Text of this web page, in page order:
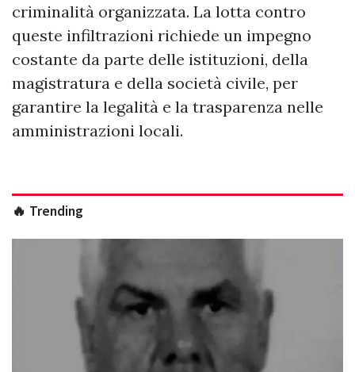
criminalità organizzata. La lotta contro
queste infiltrazioni richiede un impegno
costante da parte delle istituzioni, della
magistratura e della società civile, per
garantire la legalità e la trasparenza nelle
amministrazioni locali.
🔥 Trending